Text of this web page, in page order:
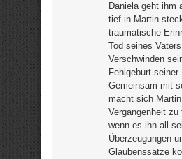
Daniela geht ihm
tief in Martin
traumatische
Tod seines
Verschwinden
Fehlgeburt seiner
Gemeinsam mit
macht sich
Vergangenheit zu
wenn es ihn all
Überzeugungen
Glaubenssätze